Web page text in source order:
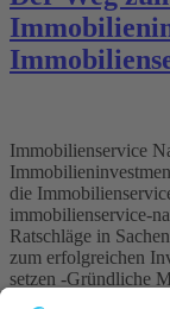
Immobilienservice
die
immobilienservice-
Ratschläge in
zum erfolgreichen
setzen -Gründliche